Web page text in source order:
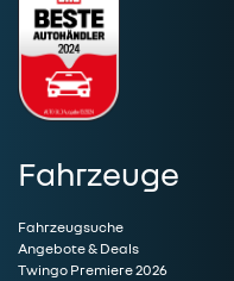
Fahrzeuge
Fahrzeugsuche
Angebote & Deals
Twingo Premiere 2026